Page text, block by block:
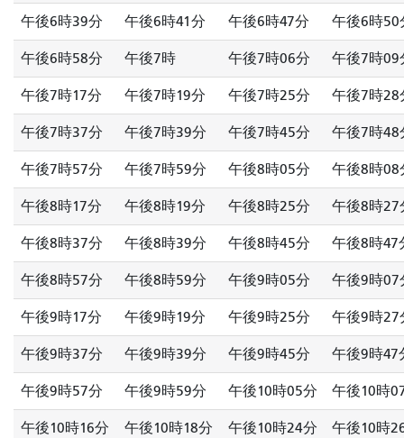
午後6時39分 午後6時41分 午後6時47分 午後6時50
午後6時58分 午後7時 午後7時06分 午後7時09
午後7時17分 午後7時19分 午後7時25分 午後7時28
午後7時37分 午後7時39分 午後7時45分 午後7時48
午後7時57分 午後7時59分 午後8時05分 午後8時08
午後8時17分 午後8時19分 午後8時25分 午後8時27
午後8時37分 午後8時39分 午後8時45分 午後8時47
午後8時57分 午後8時59分 午後9時05分 午後9時07
午後9時17分 午後9時19分 午後9時25分 午後9時27
午後9時37分 午後9時39分 午後9時45分 午後9時47
午後9時57分 午後9時59分 午後10時05分 午後10時
午後10時16分 午後10時18分 午後10時24分 午後10時